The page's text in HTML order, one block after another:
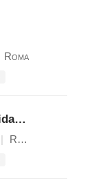
Roma
Roma c'è! Visite guidate (anche per bambini) dal 29 luglio al 6 agosto 2026
| Roma